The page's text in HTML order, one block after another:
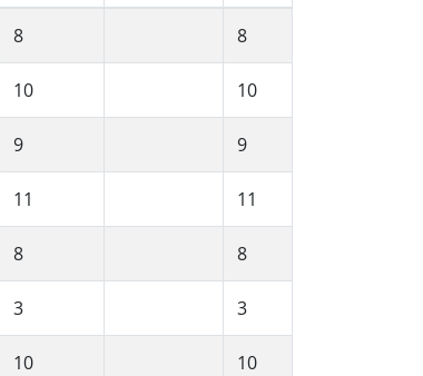
8 8
10 10
9 9
11 11
8 8
3 3
10 10